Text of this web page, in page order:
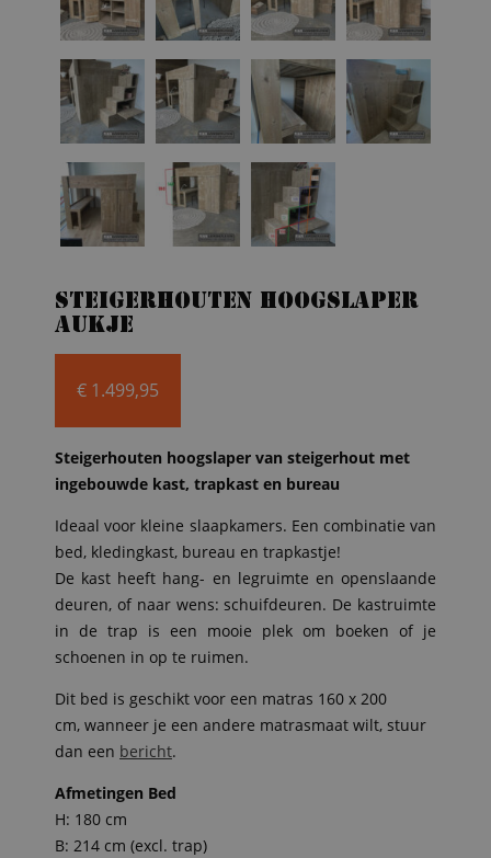
Steigerhouten hoogslaper
Aukje
€ 1.499,95
Steigerhouten hoogslaper van steigerhout met
ingebouwde kast, trapkast en bureau
Ideaal voor kleine slaapkamers. Een combinatie van
bed, kledingkast, bureau en trapkastje!
De kast heeft hang- en legruimte en openslaande
deuren, of naar wens: schuifdeuren. De kastruimte
in de trap is een mooie plek om boeken of je
schoenen in op te ruimen.
Dit bed is geschikt voor een matras 160 x 200
cm, wanneer je een andere matrasmaat wilt, stuur
dan een bericht.
Afmetingen Bed
H: 180 cm
B: 214 cm (excl. trap)